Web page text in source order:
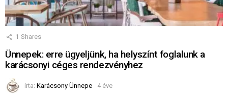
1 Shares
Ünnepek: erre ügyeljünk, ha helyszínt foglalunk a
karácsonyi céges rendezvényhez
írta: Karácsony Ünnepe 4 éve